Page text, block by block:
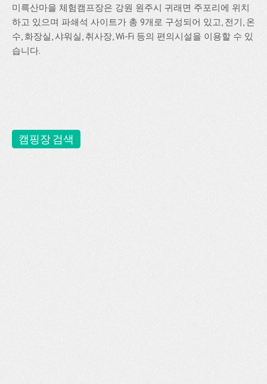
미륵산마을 체험캠프장은 강원 원주시 귀래면 주포리에 위치
하고 있으며 파쇄석 사이트가 총 9개로 구성되어 있고, 전기, 온
수, 화장실, 샤워실, 취사장, Wi-Fi 등의 편의시설을 이용할 수 있
습니다.
캠핑장 검색